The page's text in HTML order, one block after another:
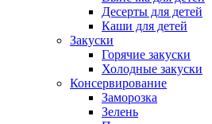
Десерты для детей
Каши для детей
Закуски
Горячие закуски
Холодные закуски
Консервирование
Заморозка
Зелень